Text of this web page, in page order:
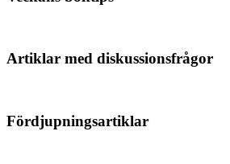
Artiklar med diskussionsfrågor
Fördjupningsartiklar